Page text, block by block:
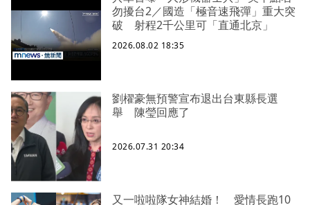
勿擾台2／國造「極音速飛彈」重大突
破 射程2千公里可「直通北京」
2026.08.02 18:35
劉櫂豪無預警宣布退出台東縣長選
舉 陳瑩回應了
2026.07.31 20:34
又一啦啦隊女神結婚！ 愛情長跑10